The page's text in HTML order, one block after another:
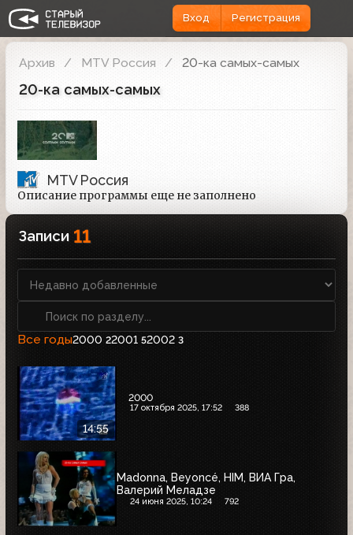
Вход Регистрация
Архив MTV Россия 20-ка самых-самых
20-ка самых-самых
MTV Россия
Описание программы еще не заполнено
Записи 11
Все годы2000 22001 52002 3
14:55
2000
17 октября 2025, 17:52 388
Madonna, Beyoncé, HIM, ВИА Гра,
Валерий Меладзе
24 июня 2025, 10:24 792